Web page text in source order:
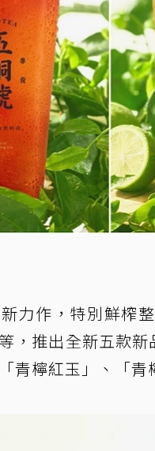
力作，特別鮮榨
，推出全新五款
青檸紅玉」、「青